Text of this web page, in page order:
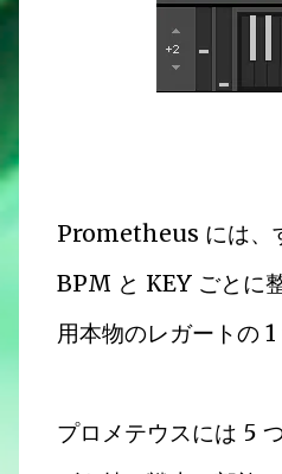
Prometheus には、
BPM と KEY ごとに
用本物のレガートの 1
プロメテウスには 5